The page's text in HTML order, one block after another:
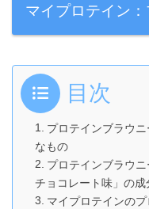
マイプロテイン
目次
プロテインブラウ
なもの
プロテインブラウ
チョコレート味」の成
マイプロテインの